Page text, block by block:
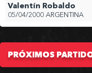
Valentín Robaldo
05/04/2000 ARGENTINA
PRÓXIMOS